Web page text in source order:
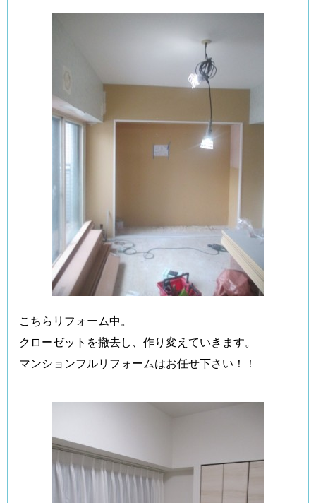
こちらリフォーム中。
クローゼットを撤去し、作り変えていきます。
マンションフルリフォームはお任せ下さい！！